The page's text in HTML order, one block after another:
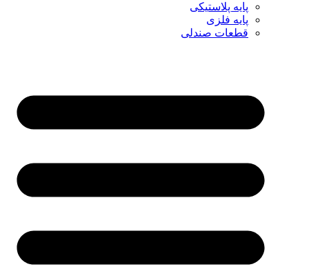
پایه پلاستیکی
پایه فلزی
قطعات صندلی